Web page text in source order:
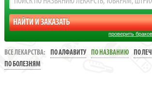
проверить
ВСЕ ЛЕКАРСТВА: ПО АЛФАВИТУ ПО НАЗВАНИЮ
ПО
ПО БОЛЕЗНЯМ